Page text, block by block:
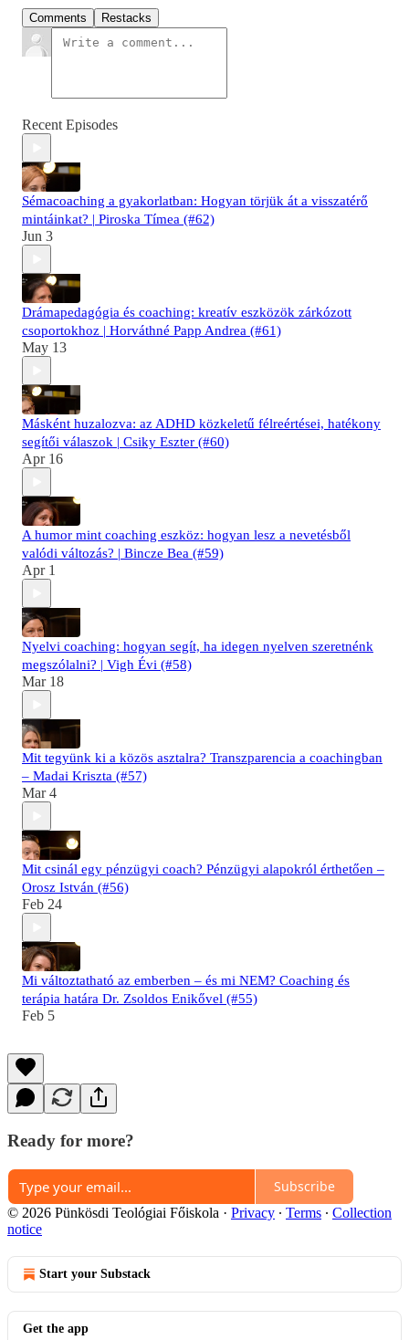
Comments Restacks
Recent Episodes
Sémacoaching a gyakorlatban: Hogyan törjük át a visszatérő
mintáinkat? | Piroska Tímea (#62)
Jun 3
Drámapedagógia és coaching: kreatív eszközök zárkózott
csoportokhoz | Horváthné Papp Andrea (#61)
May 13
Másként huzalozva: az ADHD közkeletű félreértései, hatékony
segítői válaszok | Csiky Eszter (#60)
Apr 16
A humor mint coaching eszköz: hogyan lesz a nevetésből
valódi változás? | Bincze Bea (#59)
Apr 1
Nyelvi coaching: hogyan segít, ha idegen nyelven szeretnénk
megszólalni? | Vigh Évi (#58)
Mar 18
Mit tegyünk ki a közös asztalra? Transzparencia a coachingban
– Madai Kriszta (#57)
Mar 4
Mit csinál egy pénzügyi coach? Pénzügyi alapokról érthetően –
Orosz István (#56)
Feb 24
Mi változtatható az emberben – és mi NEM? Coaching és
terápia határa Dr. Zsoldos Enikővel (#55)
Feb 5
Ready for more?
Subscribe
© 2026 Pünkösdi Teológiai Főiskola · Privacy ∙ Terms ∙ Collection
notice
Start your Substack
Get the app